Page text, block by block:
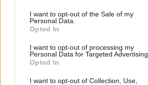
I want to opt-out of the Sale of my
Personal Data.
Opted In
I want to opt-out of processing my
Personal Data for Targeted Advertising.
Opted In
I want to opt-out of Collection, Use,